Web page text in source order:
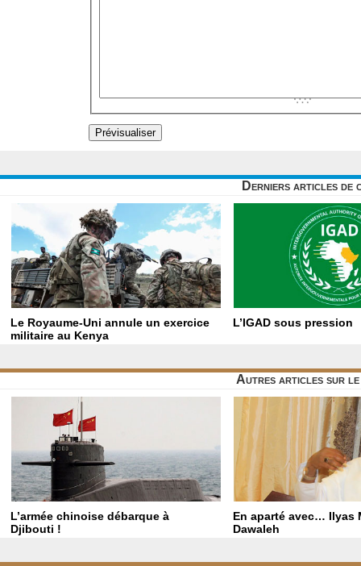
Derniers articles de
Le Royaume-Uni annule un exercice
militaire au Kenya
L’IGAD sous pression
Autres articles sur le
L’armée chinoise débarque à
Djibouti !
En aparté avec… Ilyas
Dawaleh